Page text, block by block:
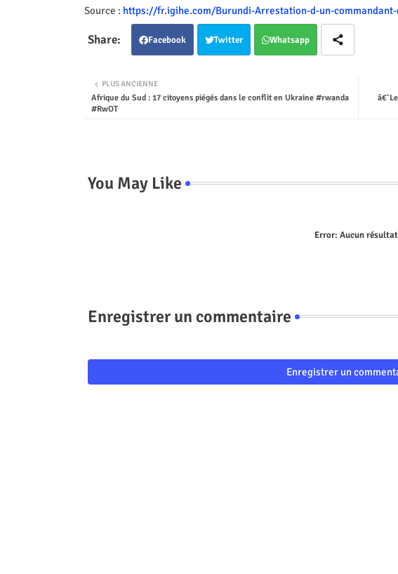
Source : https://fr.igihe.com/Burundi-Arrestation-d-un-
Facebook Twitter Whatsapp
PLUS ANCIENNE
Afrique du Sud : 17 citoyens piégés dans le conflit en Ukraine #rwanda
#RwOT
You May Like
Error: Aucun
Enregistrer un commentaire
Enregistrer un